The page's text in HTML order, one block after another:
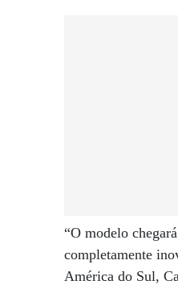
“O modelo
completamente
América do Sul,